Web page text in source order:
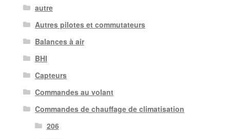
autre
Autres pilotes et commutateurs
Balances à air
BHI
Capteurs
Commandes au volant
Commandes de chauffage de climatisation
206